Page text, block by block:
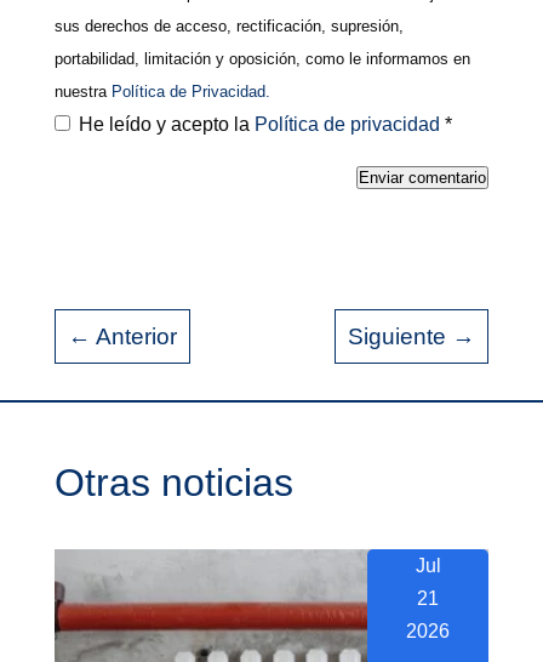
sus derechos de acceso, rectificación, supresión,
portabilidad, limitación y oposición, como le informamos en
nuestraPolítica de Privacidad.
He leído y acepto la Política de privacidad *
Enviar comentario
← Anterior Siguiente →
Otras noticias
Jul
21
2026